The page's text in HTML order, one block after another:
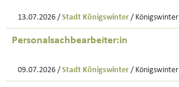
13.07.2026 / Stadt Königswinter / Königswinter
Personalsachbearbeiter:in
09.07.2026 / Stadt Königswinter / Königswinter